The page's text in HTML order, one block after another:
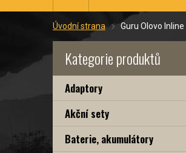
Úvodní strana Guru Olovo
Kategorie produktů
Adaptory
Akční sety
Baterie, akumulátory